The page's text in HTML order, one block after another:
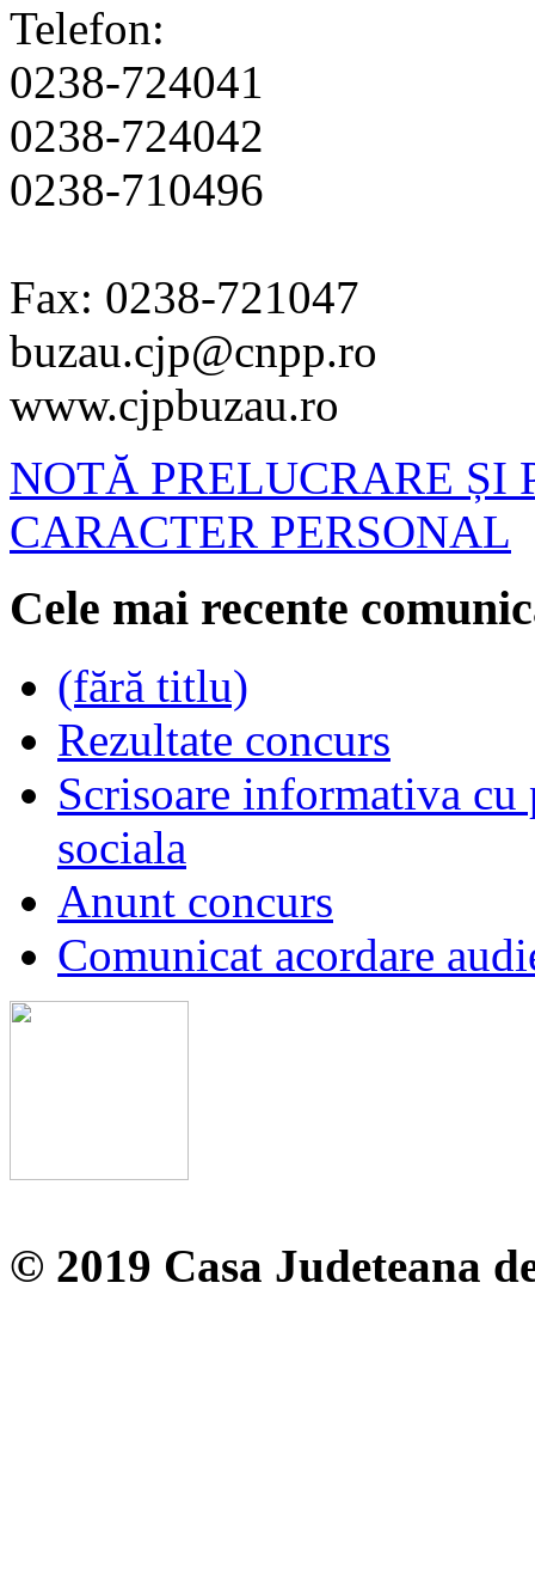
Telefon:
0238-724041
0238-724042
0238-710496
Fax: 0238-721047
buzau.cjp@cnpp.ro
www.cjpbuzau.ro
NOTĂ PRELUCRARE ȘI
CARACTER PERSONAL
Cele mai recente
(fără titlu)
Rezultate concurs
Scrisoare informativa
sociala
Anunt concurs
Comunicat acordare
© 2019 Casa Judeteana